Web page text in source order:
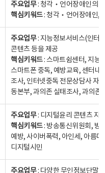
주요업무: 청각‧언어장애인의
핵심키워드: 청각‧언어장애인,
주요업무: 지능정보서비스(인터
콘텐츠 등을 제공
핵심키워드: 스마트쉼센터, 지능
스마트폰 중독, 예방교육, 센터내
조사, 인터넷중독 전문상담사 자
동본부, 과의존 실태조사, 과의존
주요업무: 디지털윤리 콘텐츠 지
핵심키워드: 방송통신위원회, 방
예방, 사이버폭력, 아인세, 아름
디지털시민
주요업무: 다양한 무인정보단말